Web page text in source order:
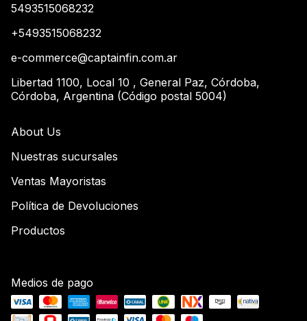
5493515068232
+5493515068232
e-commerce@captainfin.com.ar
Libertad 1100, Local 10 , General Paz, Córdoba,
Córdoba, Argentina (Código postal 5004)
About Us
Nuestras sucursales
Ventas Mayoristas
Política de Devoluciones
Productos
Medios de pago